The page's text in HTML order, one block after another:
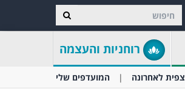
רוחניות והעצמה
צפית לאחרונה המועדפים שלי